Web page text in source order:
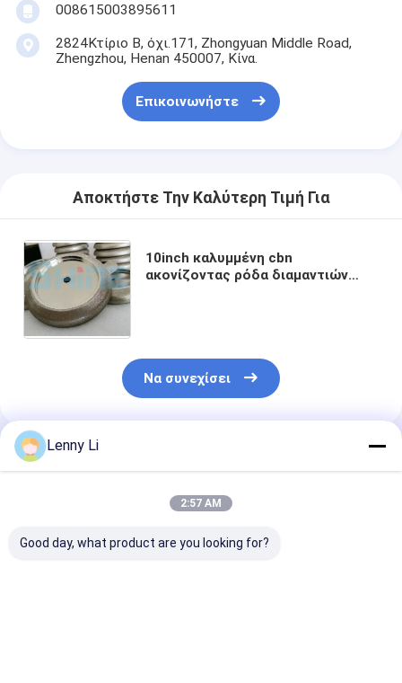
008615003895611
2824Κτίριο Β, όχι.171, Zhongyuan Middle Road,
Zhengzhou, Henan 450007, Κίνα.
Επικοινωνήστε
Αποκτήστε Την Καλύτερη Τιμή Για
10inch καλυμμένη cbn
ακονίζοντας ρόδα διαμαντιών
Να συνεχίσει
Συνιστώμενα Προϊόντα
Lenny Li
2:57 AM
Good day, what product are you looking for?